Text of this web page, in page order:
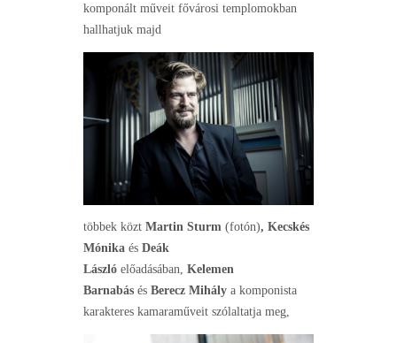
komponált műveit fővárosi templomokban
hallhatjuk majd
többek közt Martin Sturm (fotón), Kecskés
Mónika és Deák
László előadásában, Kelemen
Barnabás és Berecz Mihály a komponista
karakteres kamaraműveit szólaltatja meg,